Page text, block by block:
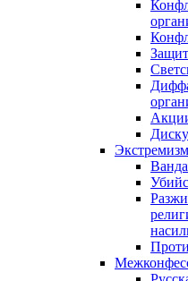
Экстремизм